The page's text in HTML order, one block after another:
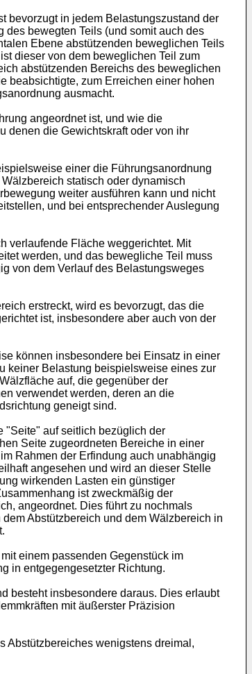
bevorzugt in jedem Belastungszustand der
des bewegten Teils (und somit auch des
Ebene abstützenden beweglichen Teils
dieser von dem beweglichen Teil zum
abstützenden Bereichs des beweglichen
beabsichtigte, zum Erreichen einer hohen
ausmacht.
angeordnet ist, und wie die
denen die Gewichtskraft oder von ihr
einer die Führungsanordnung
statisch oder dynamisch
weiter ausführen kann und nicht
und bei entsprechender Auslegung
verlaufende Fläche weggerichtet. Mit
werden, und das bewegliche Teil muss
von dem Verlauf des Belastungsweges
erstreckt, wird es bevorzugt, das die
ist, insbesondere aber auch von der
können insbesondere bei Einsatz in einer
keiner Belastung beispielsweise eines zur
auf, die gegenüber der
verwendet werden, deren an die
geneigt sind.
"Seite" auf seitlich bezüglich der
Seite zugeordneten Bereiche in einer
Rahmen der Erfindung auch unabhängig
angesehen und wird an dieser Stelle
wirkenden Lasten ein günstiger
ist zweckmäßig der
angeordnet. Dies führt zu nochmals
Abstützbereich und dem Wälzbereich in
einem passenden Gegenstück im
in entgegengesetzter Richtung.
besteht insbesondere daraus. Dies erlaubt
mit äußerster Präzision
Abstützbereiches wenigstens dreimal,